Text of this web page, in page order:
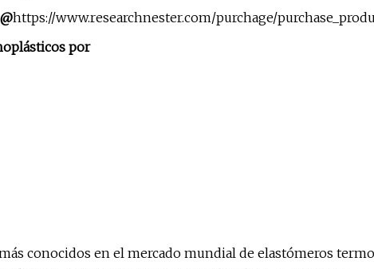
https://www.researchnester.com/purchage/
por
conocidos en el mercado mundial de elastómeros